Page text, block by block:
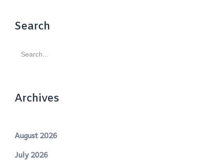
Search
Search
for:
Archives
August 2026
July 2026